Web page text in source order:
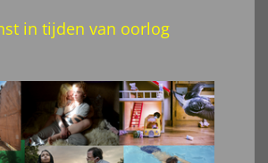
in tijden van oorlog